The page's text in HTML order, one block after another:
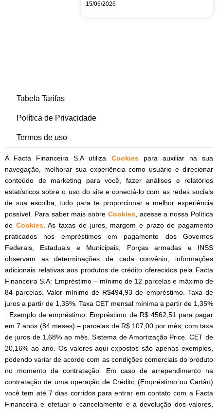
15/06/2026
Tabela Tarifas
Política de Privacidade
Termos de uso
A Facta Financeira S.A utiliza Cookies
para auxiliar na sua
navegação, melhorar sua experiência como usuário e direcionar
conteúdo de marketing para você, fazer análises e relatórios
estatísticos sobre o uso do site e conectá-lo com as redes sociais
de sua escolha, tudo para te proporcionar a melhor experiência
possível. Para saber mais sobre Cookies, acesse a nossa Política
de Cookies. As taxas de juros, margem e prazo de pagamento
praticados nos empréstimos em pagamento dos Governos
Federais, Estaduais e Municipais, Forças armadas e INSS
observam as determinações de cada convênio, informações
adicionais relativas aos produtos de crédito oferecidos pela Facta
Financeira S.A: Empréstimo – mínimo de 12 parcelas e máximo de
84 parcelas. Valor mínimo de R$494,93 de empréstimo. Taxa de
juros a partir de 1,35%. Taxa CET mensal mínima a partir de 1,35%
. Exemplo de empréstimo: Empréstimo de R$ 4562,51 para pagar
em 7 anos (84 meses) – parcelas de R$ 107,00 por mês, com taxa
de juros de 1,68% ao mês. Sistema de Amortização Price. CET de
20,16% ao ano. Os valores aqui expostos são apenas exemplos,
podendo variar de acordo com as condições comerciais do produto
no momento da contratação. Em caso de arrependimento na
contratação de uma operação de Crédito (Empréstimo ou Cartão)
você tem até 7 dias corridos para entrar em contato com a Facta
Financeira e efetuar o cancelamento e a devolução dos valores,